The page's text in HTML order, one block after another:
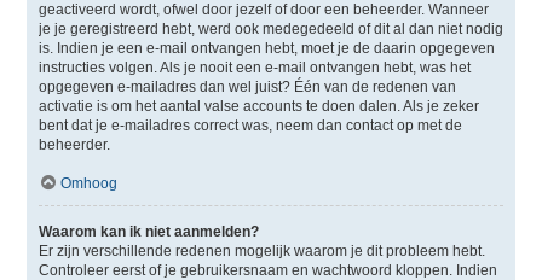
geactiveerd wordt, ofwel door jezelf of door een beheerder. Wanneer
je je geregistreerd hebt, werd ook medegedeeld of dit al dan niet nodig
is. Indien je een e-mail ontvangen hebt, moet je de daarin opgegeven
instructies volgen. Als je nooit een e-mail ontvangen hebt, was het
opgegeven e-mailadres dan wel juist? Één van de redenen van
activatie is om het aantal valse accounts te doen dalen. Als je zeker
bent dat je e-mailadres correct was, neem dan contact op met de
beheerder.
Omhoog
Waarom kan ik niet aanmelden?
Er zijn verschillende redenen mogelijk waarom je dit probleem hebt.
Controleer eerst of je gebruikersnaam en wachtwoord kloppen. Indien